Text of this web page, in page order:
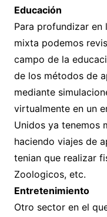
Educación
Para profundizar en
mixta podemos
campo de la
de los métodos de
mediante
virtualmente en un
Unidos ya tenemos
haciendo viajes de
tenian que realizar
Zoologicos, etc.
Entretenimiento
Otro sector en el